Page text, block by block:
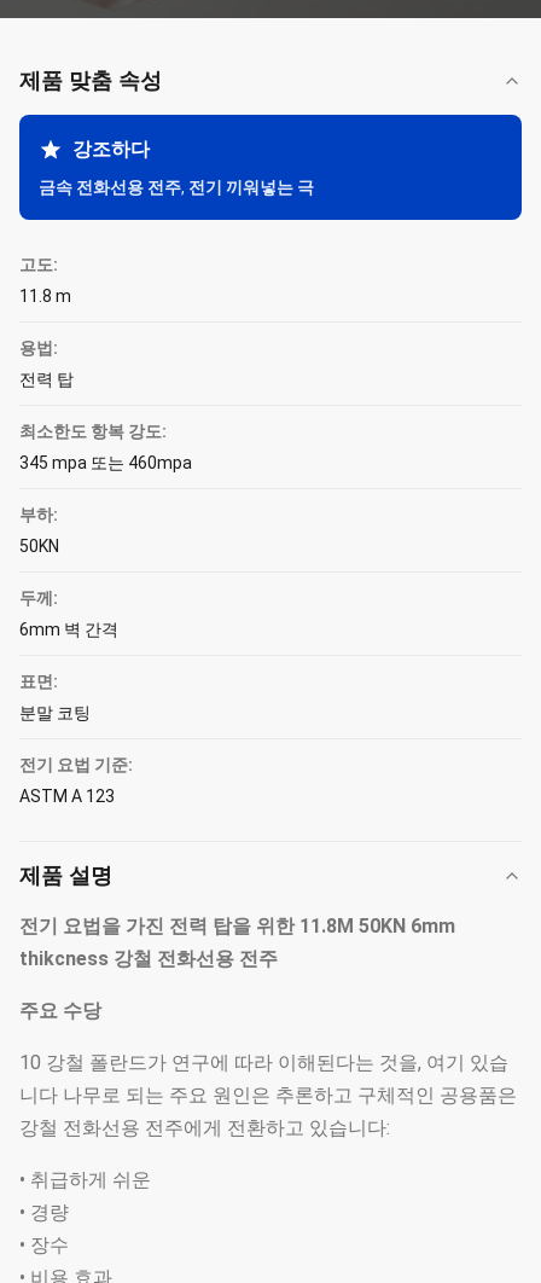
제품 맞춤 속성
강조하다
금속 전화선용 전주, 전기 끼워넣는 극
고도:
11.8 m
용법:
전력 탑
최소한도 항복 강도:
345 mpa 또는 460mpa
부하:
50KN
두께:
6mm 벽 간격
표면:
분말 코팅
전기 요법 기준:
ASTM A 123
제품 설명
전기 요법을 가진 전력 탑을 위한 11.8M 50KN 6mm
thikcness 강철 전화선용 전주
주요 수당
10 강철 폴란드가 연구에 따라 이해된다는 것을, 여기 있습
니다 나무로 되는 주요 원인은 추론하고 구체적인 공용품은
강철 전화선용 전주에게 전환하고 있습니다:
• 취급하게 쉬운
• 경량
• 장수
• 비용 효과